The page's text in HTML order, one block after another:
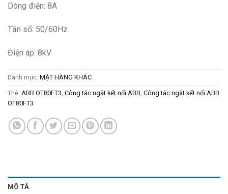
Dòng điện: 8A
Tần số: 50/60Hz
Điện áp: 8kV
Danh mục: MẶT HÀNG KHÁC
Thẻ: ABB OT80FT3, Công tắc ngắt kết nối ABB, Công tắc ngắt kết nối ABB
OT80FT3
MÔ TẢ